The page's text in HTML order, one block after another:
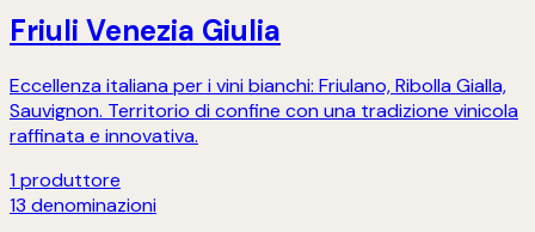
Friuli Venezia Giulia
Eccellenza italiana per i vini bianchi: Friulano, Ribolla Gialla,
Sauvignon. Territorio di confine con una tradizione vinicola
raffinata e innovativa.
1 produttore
13 denominazioni